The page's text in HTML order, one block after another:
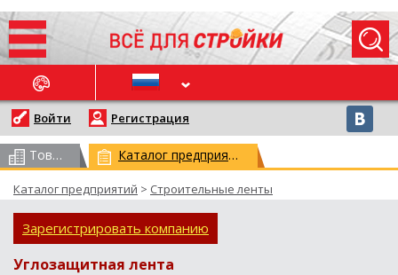
НОВОСТИ
Войти Регистрация
Товарный каталог (всего 62958)Каталог предприятий (всего 29766)
Каталог предприятий > Строительные ленты
Зарегистрировать компанию
Углозащитная лента